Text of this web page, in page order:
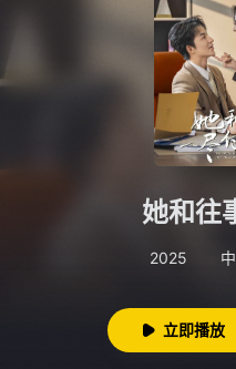
暂无
她和往
2025
立即播放